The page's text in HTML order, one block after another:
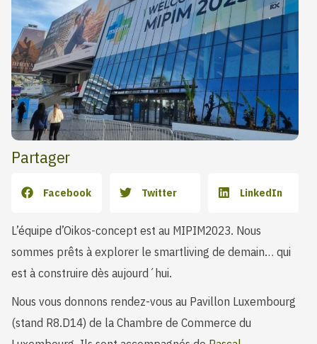
Partager
Facebook Twitter LinkedIn
L’équipe d’Oikos-concept est au MIPIM2023. Nous
sommes prêts à explorer le smartliving de demain… qui
est à construire dès aujourd´hui.
Nous vous donnons rendez-vous au Pavillon Luxembourg
(stand R8.D14) de la Chambre de Commerce du